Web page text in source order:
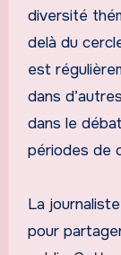
diversité
delà du
est
dans
dans le
périodes de
La
pour